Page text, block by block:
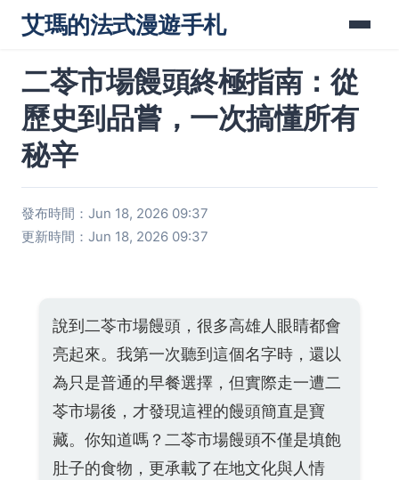
艾瑪的法式漫遊手札
二苓市場饅頭終極指南：從
歷史到品嘗，一次搞懂所有
秘辛
發布時間：Jun 18, 2026 09:37
更新時間：Jun 18, 2026 09:37
說到二苓市場饅頭，很多高雄人眼睛都會
亮起來。我第一次聽到這個名字時，還以
為只是普通的早餐選擇，但實際走一遭二
苓市場後，才發現這裡的饅頭簡直是寶
藏。你知道嗎？二苓市場饅頭不僅是填飽
肚子的食物，更承載了在地文化與人情